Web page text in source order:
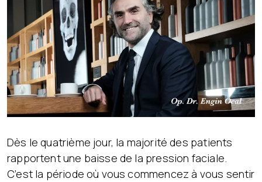
Dès le quatrième jour, la majorité des patients
rapportent une baisse de la pression faciale.
C’est la période où vous commencez à vous sentir